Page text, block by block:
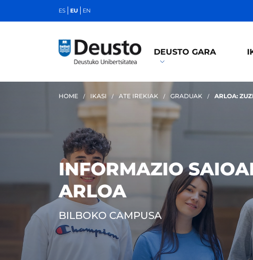
ES EU EN
DEUSTO GARA
HOME IKASI ATE IREKIAK GRADUAK ARLOA:
INFORMAZIO
ARLOA
BILBOKO CAMPUSA